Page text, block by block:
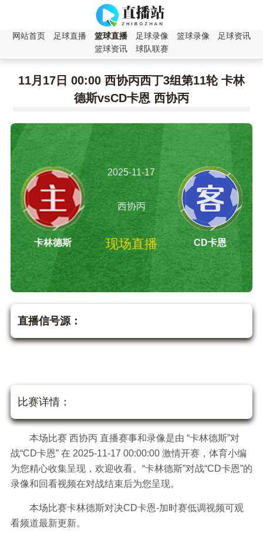
网站首页 足球直播 篮球直播 足球录像 篮球录像
足球资讯
篮球资讯
球队联赛
11月17日 00:00 西协丙西丁3组第11轮 卡林
德斯vsCD卡恩 西协丙
卡林德斯
2025-11-17
00:00:00
西协丙
现场直播 CD卡恩
直播信号源：
比赛详情：
本场比赛 西协丙 直播赛事和录像是由 “卡林德斯”对
战“CD卡恩” 在 2025-11-17 00:00:00 激情开赛，体育小编
为您精心收集呈现，欢迎收看。“卡林德斯”对战“CD卡恩”的
录像和回看视频在对战结束后为您呈现。
本场比赛卡林德斯对决CD卡恩-加时赛低调视频可观
看频道最新更新。